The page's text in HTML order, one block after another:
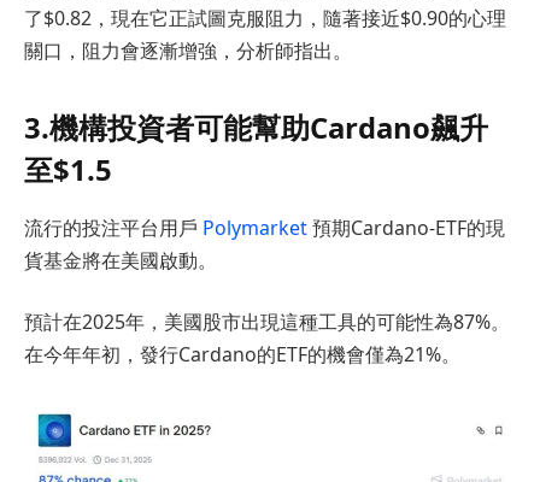
了$0.82，現在它正試圖克服阻力，隨著接近$0.90的心理
關口，阻力會逐漸增強，分析師指出。
3.機構投資者可能幫助Cardano飆升
至$1.5
流行的投注平台用戶 Polymarket預期Cardano-ETF的現
貨基金將在美國啟動。
預計在2025年，美國股市出現這種工具的可能性為87%。
在今年年初，發行Cardano的ETF的機會僅為21%。